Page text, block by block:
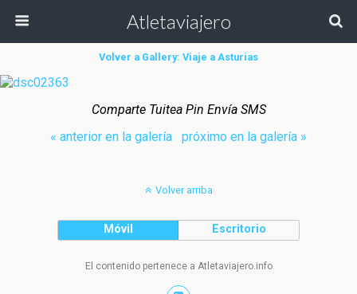
Atletaviajero
Volver a Gallery: Viaje a Asturias
Comparte Tuitea Pin Envía SMS
« anterior en la galería
próximo en la galería »
Volver arriba
Móvil Escritorio
El contenido pertenece a Atletaviajero.info